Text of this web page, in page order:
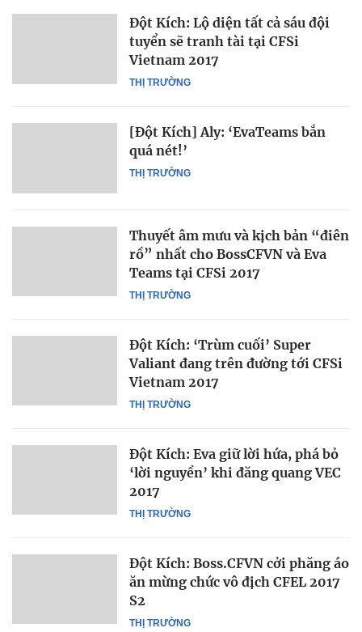
THỊ TRƯỜNG
Đột Kích: Lộ diện tất cả sáu đội
tuyển sẽ tranh tài tại CFSi
Vietnam 2017
THỊ TRƯỜNG
[Đột Kích] Aly: ‘EvaTeams bắn
quá nét!’
THỊ TRƯỜNG
Thuyết âm mưu và kịch bản “điên
rồ” nhất cho BossCFVN và Eva
Teams tại CFSi 2017
THỊ TRƯỜNG
Đột Kích: ‘Trùm cuối’ Super
Valiant đang trên đường tới CFSi
Vietnam 2017
THỊ TRƯỜNG
Đột Kích: Eva giữ lời hứa, phá bỏ
‘lời nguyền’ khi đăng quang VEC
2017
THỊ TRƯỜNG
Đột Kích: Boss.CFVN cởi phăng áo
ăn mừng chức vô địch CFEL 2017
S2